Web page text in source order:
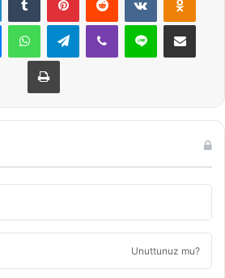
MessengerWhatsAppTelegramViber Line E-Posta ile
Yazdır
Unuttunuz mu?